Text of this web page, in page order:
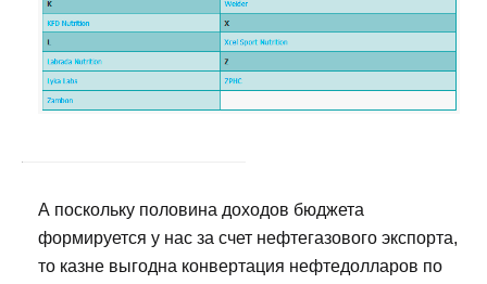
А поскольку половина доходов бюджета
формируется у нас за счет нефтегазового экспорта,
то казне выгодна конвертация нефтедолларов по